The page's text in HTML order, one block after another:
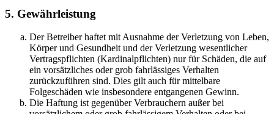
5. Gewährleistung
Der Betreiber haftet mit Ausnahme der Verletzung von Leben,
Körper und Gesundheit und der Verletzung wesentlicher
Vertragspflichten (Kardinalpflichten) nur für Schäden, die auf
ein vorsätzliches oder grob fahrlässiges Verhalten
zurückzuführen sind. Dies gilt auch für mittelbare
Folgeschäden wie insbesondere entgangenen Gewinn.
Die Haftung ist gegenüber Verbrauchern außer bei